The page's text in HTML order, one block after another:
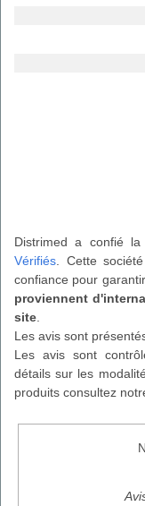
Distrimed a confié
Vérifiés . Cette
confiance pour
proviennent
site
Les avis sont
Les avis sont
détails sur les
produits consultez